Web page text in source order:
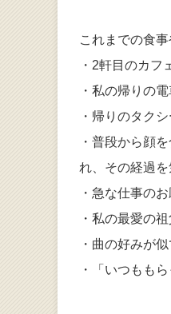
これまでの食
・2軒目のカフ
・私の帰りの
・帰りのタク
・普段から顔
れ、その経過
・急な仕事の
・私の最愛の
・曲の好みが
・「いつもも